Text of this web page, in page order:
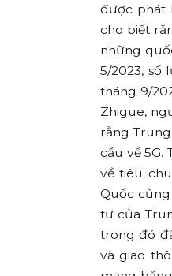
được phát
cho biết
những
5/2023, số
tháng 9/
Zhigue,
rằng
cầu về 5G.
về tiêu
Quốc cũng
tư của
trong đó
và giao